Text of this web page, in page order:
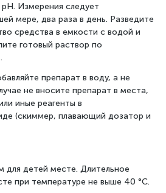
Измерения следует
мере, два раза в день. Разведите
средства в емкости с водой и
готовый раствор по
препарат в воду, а не
не вносите препарат в места,
иные реагенты в
(скиммер, плавающий дозатор и
для детей месте. Длительное
при температуре не выше 40 °C.